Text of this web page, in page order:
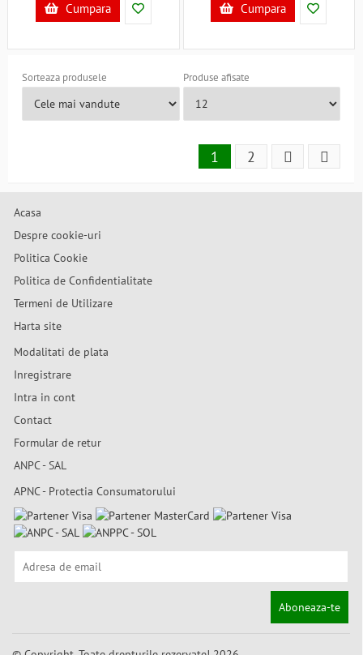
Cumpara Cumpara
Sorteaza produsele Produse afisate
1 2
Acasa
Despre cookie-uri
Politica Cookie
Politica de Confidentialitate
Termeni de Utilizare
Harta site
Modalitati de plata
Inregistrare
Intra in cont
Contact
Formular de retur
ANPC - SAL
APNC - Protectia Consumatorului
Aboneaza-te